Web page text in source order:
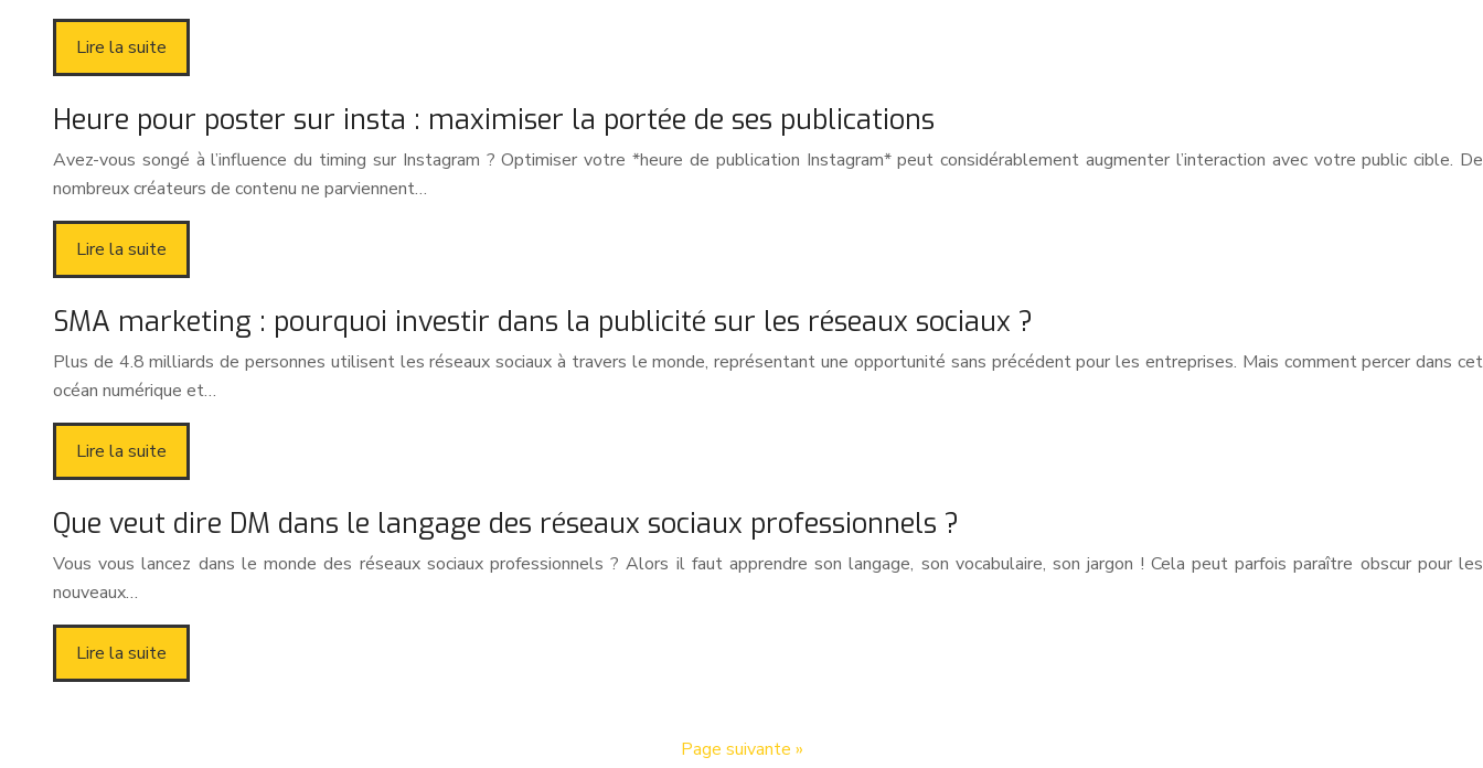
Lire la suite
Heure pour poster sur insta : maximiser la portée de ses publications
Avez-vous songé à l’influence du timing sur Instagram ? Optimiser votre *heure de publication Instagram* peut considérablement augmenter l’interaction avec votre public cible. De
nombreux créateurs de contenu ne parviennent…
Lire la suite
SMA marketing : pourquoi investir dans la publicité sur les réseaux sociaux ?
Plus de 4.8 milliards de personnes utilisent les réseaux sociaux à travers le monde, représentant une opportunité sans précédent pour les entreprises. Mais comment percer dans cet
océan numérique et…
Lire la suite
Que veut dire DM dans le langage des réseaux sociaux professionnels ?
Vous vous lancez dans le monde des réseaux sociaux professionnels ? Alors il faut apprendre son langage, son vocabulaire, son jargon ! Cela peut parfois paraître obscur pour les
nouveaux…
Lire la suite
Page suivante »